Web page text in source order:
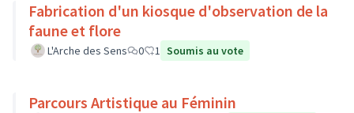
Fabrication d'un kiosque d'observation de la
faune et flore
L'Arche des Sens 0 1 Soumis au vote
Parcours Artistique au Féminin